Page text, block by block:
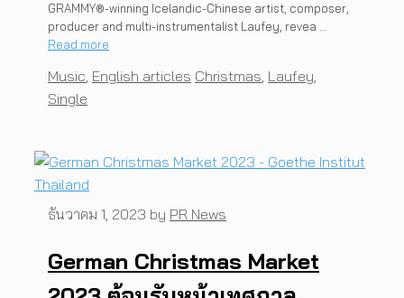
GRAMMY®-winning Icelandic-Chinese artist, composer,
producer and multi-instrumentalist Laufey, revea …
Read more
Categories
Music English articles Tags
Christmas Laufey
Single
German Christmas Market
ธันวาคม 1, 2023 by PR News